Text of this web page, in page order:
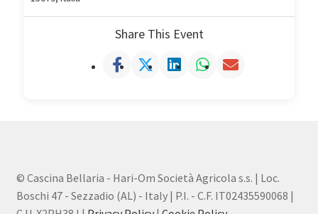
Share This Event
© Cascina Bellaria - Hari-Om Società Agricola s.s. | Loc.
Boschi 47 - Sezzadio (AL) - Italy | P.I. - C.F. IT02435590068 |